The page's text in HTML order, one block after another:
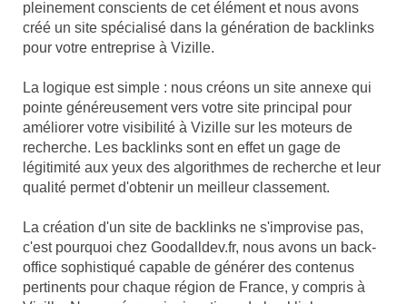
pleinement conscients de cet élément et nous avons
créé un site spécialisé dans la génération de backlinks
pour votre entreprise à Vizille.
La logique est simple : nous créons un site annexe qui
pointe généreusement vers votre site principal pour
améliorer votre visibilité à Vizille sur les moteurs de
recherche. Les backlinks sont en effet un gage de
légitimité aux yeux des algorithmes de recherche et leur
qualité permet d'obtenir un meilleur classement.
La création d'un site de backlinks ne s'improvise pas,
c'est pourquoi chez Goodalldev.fr, nous avons un back-
office sophistiqué capable de générer des contenus
pertinents pour chaque région de France, y compris à